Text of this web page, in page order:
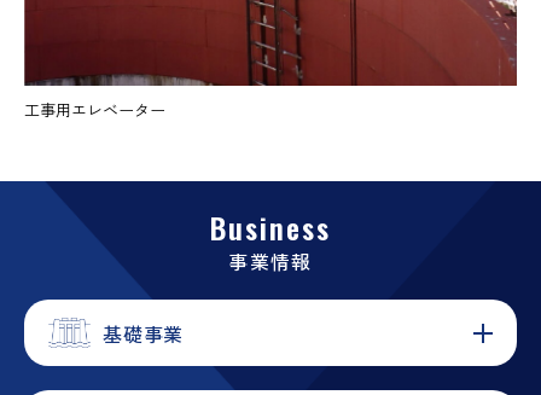
工事用エレベーター
Business
事業情報
基礎事業